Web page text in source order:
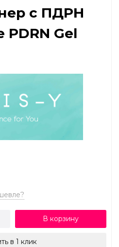
с ПДРН
PDRN Gel
В корзину
в 1 клик